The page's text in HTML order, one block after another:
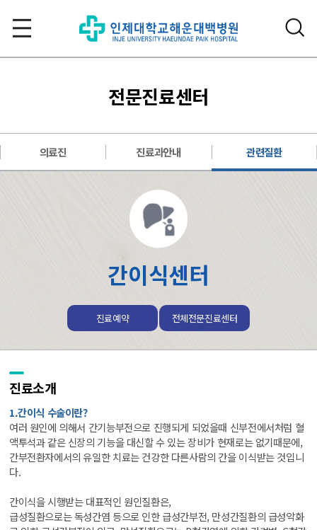
전문진료센터
의료진 진료과안내 관련질환
간이식센터
진료예약 전체전문진료센터
진료소개
1.간이식 수술이란?
여러 원인에 의해서 간기능부전으로 진행되게 되었을때 신부전에서처럼 혈
액투석과 같은 신장의 기능을 대신할 수 있는 장비가 현재로는 없기때문에,
간부전환자에서의 유일한 치료는 건강한 다른사람의 간을 이식받는 것입니
다.
간이식을 시행받는 대표적인 원인질환은,
급성질환으로는 독성간염 등으로 인한 급성간부전, 만성간질환의 급성악화